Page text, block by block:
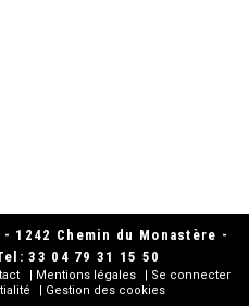
1242 Chemin du Monastère -
33 04 79 31 15 50
Mentions légales
Se connecter
Gestion des cookies